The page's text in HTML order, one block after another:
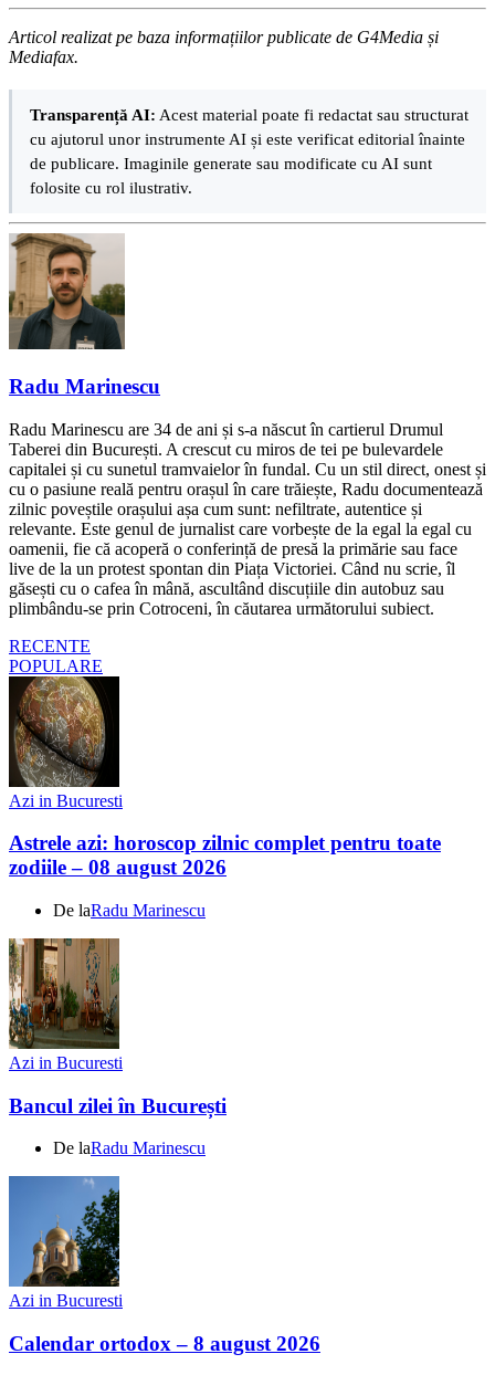
Articol realizat pe baza informațiilor publicate de G4Media și
Mediafax.
Transparență AI: Acest material poate fi redactat sau structurat
cu ajutorul unor instrumente AI și este verificat editorial înainte
de publicare. Imaginile generate sau modificate cu AI sunt
folosite cu rol ilustrativ.
Radu Marinescu
Radu Marinescu are 34 de ani și s-a născut în cartierul Drumul
Taberei din București. A crescut cu miros de tei pe bulevardele
capitalei și cu sunetul tramvaielor în fundal. Cu un stil direct, onest și
cu o pasiune reală pentru orașul în care trăiește, Radu documentează
zilnic poveștile orașului așa cum sunt: nefiltrate, autentice și
relevante. Este genul de jurnalist care vorbește de la egal la egal cu
oamenii, fie că acoperă o conferință de presă la primărie sau face
live de la un protest spontan din Piața Victoriei. Când nu scrie, îl
găsești cu o cafea în mână, ascultând discuțiile din autobuz sau
plimbându-se prin Cotroceni, în căutarea următorului subiect.
RECENTE
POPULARE
Azi in Bucuresti
Astrele azi: horoscop zilnic complet pentru toate
zodiile – 08 august 2026
De laRadu Marinescu
Azi in Bucuresti
Bancul zilei în București
De laRadu Marinescu
Azi in Bucuresti
Calendar ortodox – 8 august 2026